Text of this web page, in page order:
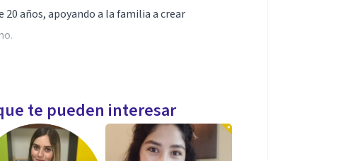
20 años, apoyando a la familia a crear
te pueden interesar